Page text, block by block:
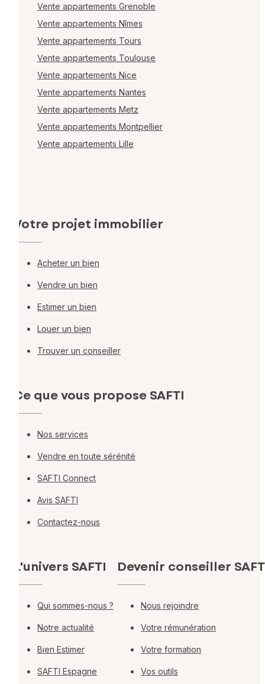
Vente appartements Grenoble
Vente appartements Nîmes
Vente appartements Tours
Vente appartements Toulouse
Vente appartements Nice
Vente appartements Nantes
Vente appartements Metz
Vente appartements Montpellier
Vente appartements Lille
Votre projet immobilier
Acheter un bien
Vendre un bien
Estimer un bien
Louer un bien
Trouver un conseiller
Ce que vous propose SAFTI
Nos services
Vendre en toute sérénité
SAFTI Connect
Avis SAFTI
Contactez-nous
L'univers SAFTI
Qui sommes-nous ?
Notre actualité
Bien Estimer
SAFTI Espagne
Devenir conseiller
Nous rejoindre
Votre rémunération
Votre formation
Vos outils